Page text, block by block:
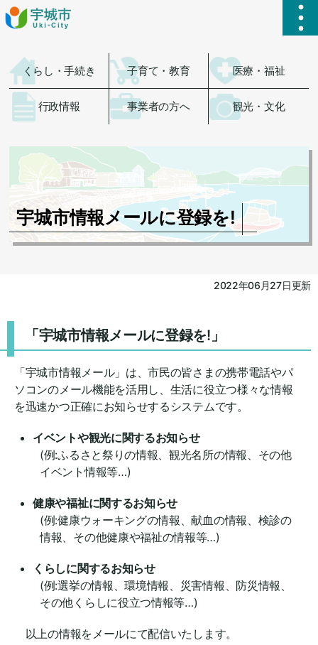
ハ
くらし・手続き 子育て・教育 医療・福祉
行政情報 事業者の方へ 観光・文化
宇城市情報メールに登録を!
2022年06月27日更新
「宇城市情報メールに登録を!」
「宇城市情報メール」は、市民の皆さまの携帯電話やパ
ソコンのメール機能を活用し、生活に役立つ様々な情報
を迅速かつ正確にお知らせするシステムです。
イベントや観光に関するお知らせ
(例:ふるさと祭りの情報、観光名所の情報、その他
イベント情報等…)
健康や福祉に関するお知らせ
(例:健康ウォーキングの情報、献血の情報、検診の
情報、その他健康や福祉の情報等…)
くらしに関するお知らせ
(例:選挙の情報、環境情報、災害情報、防災情報、
その他くらしに役立つ情報等…)
以上の情報をメールにて配信いたします。